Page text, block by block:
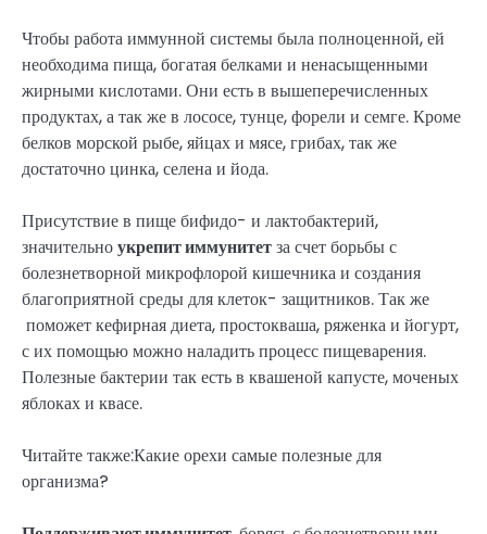
Чтобы работа иммунной системы была полноценной, ей
необходима пища, богатая белками и ненасыщенными
жирными кислотами. Они есть в вышеперечисленных
продуктах, а так же в лососе, тунце, форели и семге. Кроме
белков морской рыбе, яйцах и мясе, грибах, так же
достаточно цинка, селена и йода.
Присутствие в пище бифидо- и лактобактерий,
значительноукрепит иммунитетза счет борьбы с
болезнетворной микрофлорой кишечника и создания
благоприятной среды для клеток- защитников. Так же
поможет кефирная диета, простокваша, ряженка и йогурт,
с их помощью можно наладить процесс пищеварения.
Полезные бактерии так есть в квашеной капусте, моченых
яблоках и квасе.
Читайте также:Какие орехи самые полезные для
организма?